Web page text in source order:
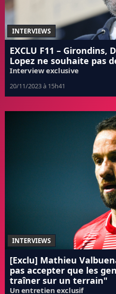
INTERVIEWS
EXCLU F11 – Girondins,
Lopez ne souhaite pas
Interview exclusive
20/11/2023 à 15h41
INTERVIEWS
[Exclu] Mathieu
pas accepter que les
traîner sur un terrain"
Un entretien exclusif